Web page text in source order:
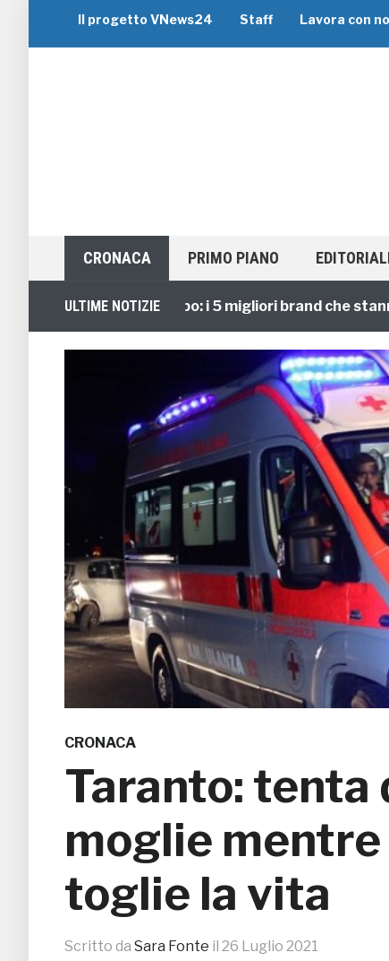
Il progetto VNews24 Staff Lavora con
CRONACA PRIMO PIANO
ULTIME NOTIZIE
Viaggi di Gruppo: i 5 migliori brand che stanno
CRONACA
Taranto: tenta
moglie
toglie la vita
Scritto da Sara Fonte il 26 Luglio 2021